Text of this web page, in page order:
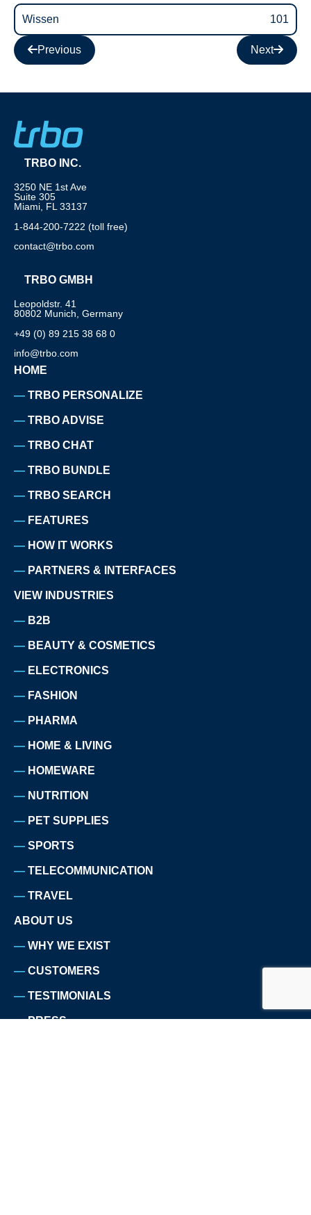
Wissen 101
Previous Next
TRBO INC.
3250 NE 1st Ave
Suite 305
Miami, FL 33137
1-844-200-7222 (toll free)
contact@trbo.com
TRBO GMBH
Leopoldstr. 41
80802 Munich, Germany
+49 (0) 89 215 38 68 0
info@trbo.com
HOME
TRBO PERSONALIZE
TRBO ADVISE
TRBO CHAT
TRBO BUNDLE
TRBO SEARCH
FEATURES
HOW IT WORKS
PARTNERS & INTERFACES
VIEW INDUSTRIES
B2B
BEAUTY & COSMETICS
ELECTRONICS
FASHION
PHARMA
HOME & LIVING
HOMEWARE
NUTRITION
PET SUPPLIES
SPORTS
TELECOMMUNICATION
TRAVEL
ABOUT US
WHY WE EXIST
CUSTOMERS
TESTIMONIALS
PRESS